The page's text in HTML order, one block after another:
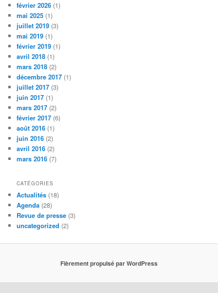
r
c
h
e
février 2026 (1)
mai 2025 (1)
juillet 2019 (3)
mai 2019 (1)
février 2019 (1)
avril 2018 (1)
mars 2018 (2)
décembre 2017 (1)
juillet 2017 (3)
juin 2017 (1)
mars 2017 (2)
février 2017 (6)
août 2016 (1)
juin 2016 (2)
avril 2016 (2)
mars 2016 (7)
CATÉGORIES
Actualités (18)
Agenda (28)
Revue de presse (3)
uncategorized (2)
Fièrement propulsé par WordPress